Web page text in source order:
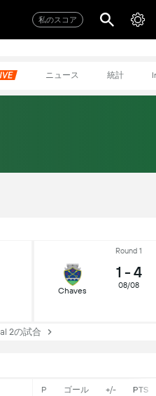
私のスコア
ニュース 統計
Round 1
Chaves
1 - 4
08/08
2の試合
P ゴール +/- PTS